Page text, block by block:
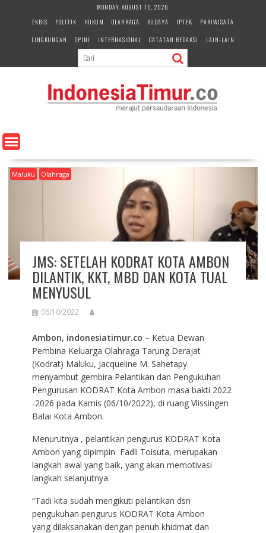
e
n
MONDAY, AUGUST 10, 2026
EKBIS
POLITIK HUKUM OLAHRAGA BUDAYA IPTEK
PARIWISATA
LINGKUNGAN
OPINI INTERNASIONAL CATATAN REDAKSI LAIN-LAIN
Maluku Olahraga
JMS: SETELAH KODRAT KOTA AMBON
DILANTIK, KKT, MBD DAN KOTA TUAL
MENYUSUL
06/10/2022
Ambon, indonesiatimur.co – Ketua Dewan
Pembina Keluarga Olahraga Tarung Derajat
(Kodrat) Maluku, Jacqueline M. Sahetapy
menyambut gembira Pelantikan dan Pengukuhan
Pengurusan KODRAT Kota Ambon masa bakti 2022
-2026 pada Kamis (06/10/2022), di ruang Vlissingen
Balai Kota Ambon.
Menurutnya , pelantikan pengurus KODRAT Kota
Ambon yang dipimpin Fadli Toisuta, merupakan
langkah awal yang baik, yang akan memotivasi
langkah selanjutnya.
“Tadi kita sudah mengikuti pelantikan dsn
pengukuhan pengurus KODRAT Kota Ambon
yang dilaksanakan dengan penuh khidmat dan